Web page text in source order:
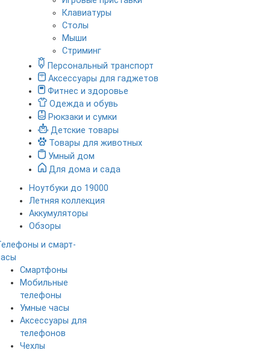
Клавиатуры
Столы
Мыши
Стриминг
Персональный транспорт
Аксессуары для гаджетов
Фитнес и здоровье
Одежда и обувь
Рюкзаки и сумки
Детские товары
Товары для животных
Умный дом
Для дома и сада
Ноутбуки до 19000
Летняя коллекция
Аккумуляторы
Обзоры
и смарт-
Смартфоны
Мобильные
телефоны
Умные часы
Аксессуары для
телефонов
Чехлы